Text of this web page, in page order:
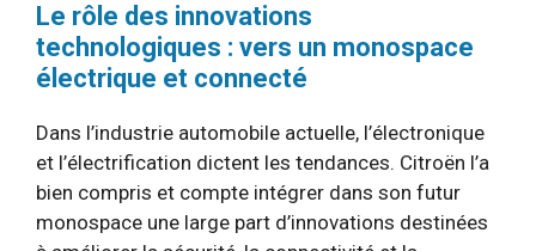
Le rôle des innovations
technologiques : vers un monospace
électrique et connecté
Dans l’industrie automobile actuelle, l’électronique
et l’électrification dictent les tendances. Citroën l’a
bien compris et compte intégrer dans son futur
monospace une large part d’innovations destinées